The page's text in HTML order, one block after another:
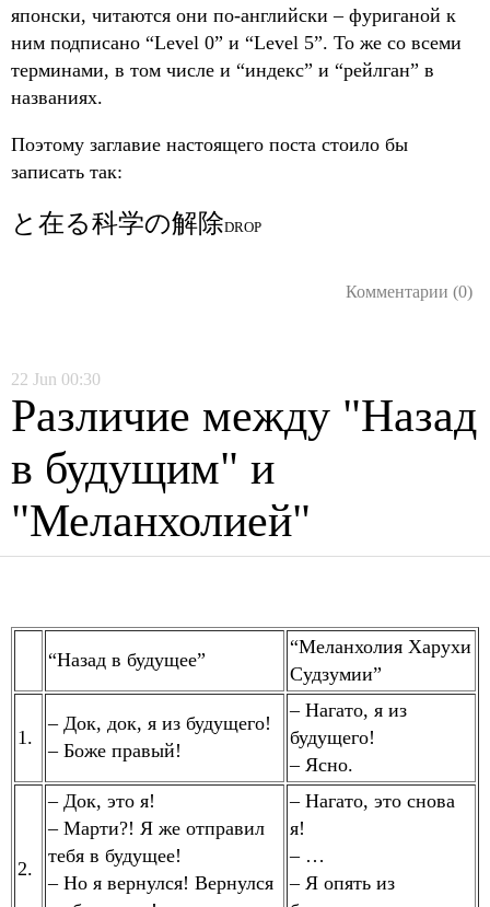
японски, читаются они по-английски – фуриганой к
ним подписано “Level 0” и “Level 5”. То же со всеми
терминами, в том числе и “индекс” и “рейлган” в
названиях.
Поэтому заглавие настоящего поста стоило бы
записать так:
と在る科学の解除DROP
Комментарии (0)
22 Jun 00:30
Различие между "Назад
в будущим" и
"Меланхолией"
“Назад в будущее”
“Меланхолия Харухи
Судзумии”
1.
– Док, док, я из будущего!
– Боже правый!
– Нагато, я из
будущего!
– Ясно.
2.
– Док, это я!
– Марти?! Я же отправил
тебя в будущее!
– Но я вернулся! Вернулся
– Нагато, это снова
я!
– …
– Я опять из